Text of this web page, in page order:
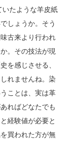
いたような羊皮紙
しょうか。そう
古来より行われ
。その技法が現
を感じさせる、
れませんね。染
ことは、実は革
ればどなたでも
経験値が必要と
買われた方が無